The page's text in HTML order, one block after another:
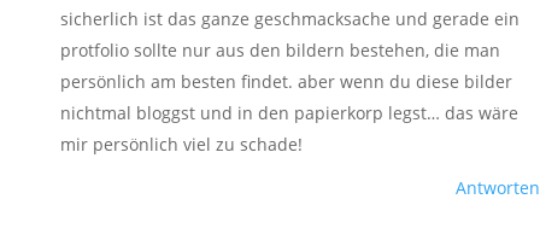
sicherlich ist das ganze geschmacksache und gerade ein
protfolio sollte nur aus den bildern bestehen, die man
persönlich am besten findet. aber wenn du diese bilder
nichtmal bloggst und in den papierkorp legst… das wäre
mir persönlich viel zu schade!
Antworten